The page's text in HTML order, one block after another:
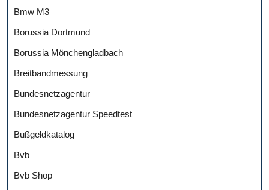
Bmw M3
Borussia Dortmund
Borussia Mönchengladbach
Breitbandmessung
Bundesnetzagentur
Bundesnetzagentur Speedtest
Bußgeldkatalog
Bvb
Bvb Shop